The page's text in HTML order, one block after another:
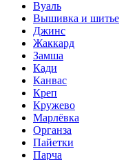
Вуаль
Вышивка и шитье
Джинс
Жаккард
Замша
Кади
Канвас
Креп
Кружево
Марлёвка
Органза
Пайетки
Парча